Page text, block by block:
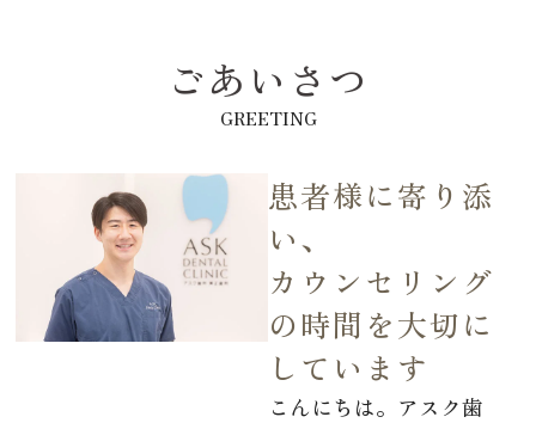
ごあいさつ
GREETING
患者様に寄り添
い、
カウンセリング
の時間を大切に
しています
こんにちは。アスク歯